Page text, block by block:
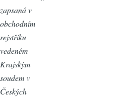
zapsaná v
obchodním
rejstříku
vedeném
Krajským
soudem v
Českých